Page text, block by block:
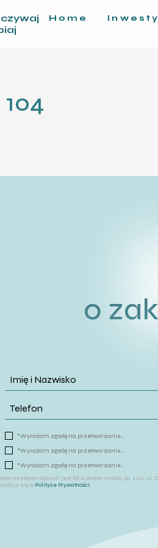
Home
o
*Wyrażam zgodę na przetwarzanie...
*Wyrażam zgodę na przetwarzanie...
*Wyrażam zgodę na przetwarzanie...
danych jest Blue Ocean Media sp. z o.o., ul.
się w Polityce Prywatności.